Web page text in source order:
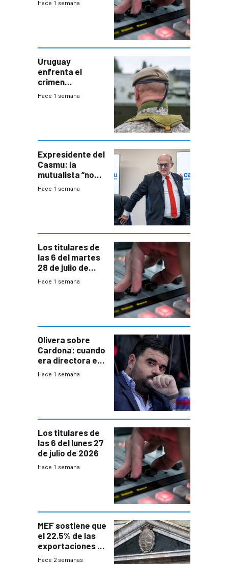
Hace 1 semana
Uruguay
enfrenta el
crimen
organizado con
seguridad
Hace 1 semana
Expresidente del
Casmu: la
mutualista “no
está para pagar”
Hace 1 semana
Los titulares de
las 6 del martes
28 de julio de
2026
Hace 1 semana
Olivera sobre
Cardona: cuando
era directora en
UTE “no era muy
Hace 1 semana
Los titulares de
las 6 del lunes 27
de julio de 2026
Hace 1 semana
MEF sostiene que
el 22.5% de las
exportaciones a
EE.UU se verán
Hace 2 semanas